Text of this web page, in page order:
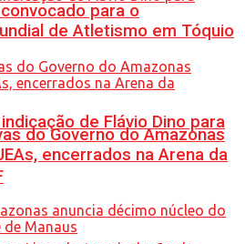
de Flávio Dino para
para o
de Atletismo em Tóquio
do Governo do Amazonas
encerrados na Arena da